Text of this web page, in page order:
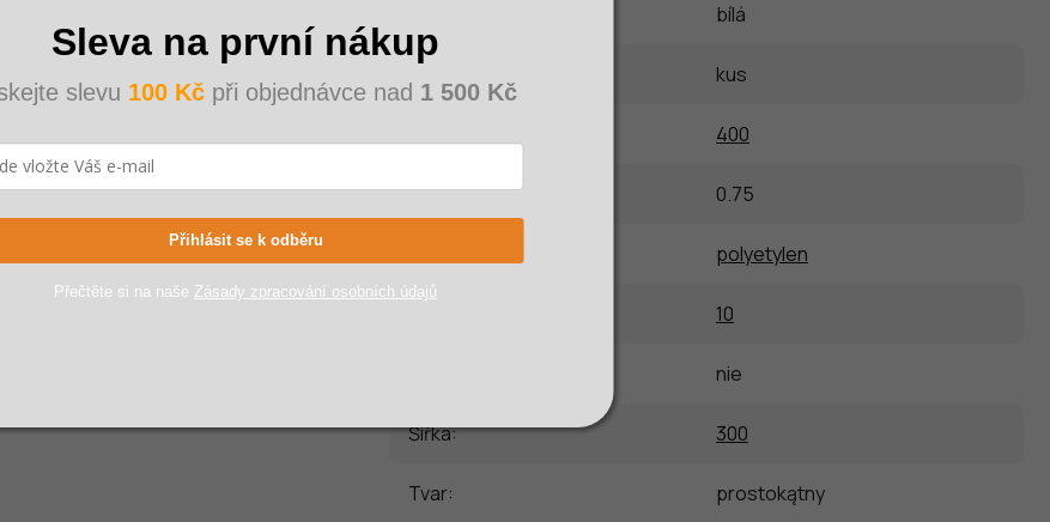
bílá
kus
400
Hmotnost: 0.75
polyetylen
10
nie
Šířka: 300
Tvar: prostokątny
Sleva na první nákup
slevu 100 Kčpři objednávce nad 1 500 Kč
Přihlásit se k odběru
Přečtěte si na naše Zásady zpracování osobních údajů